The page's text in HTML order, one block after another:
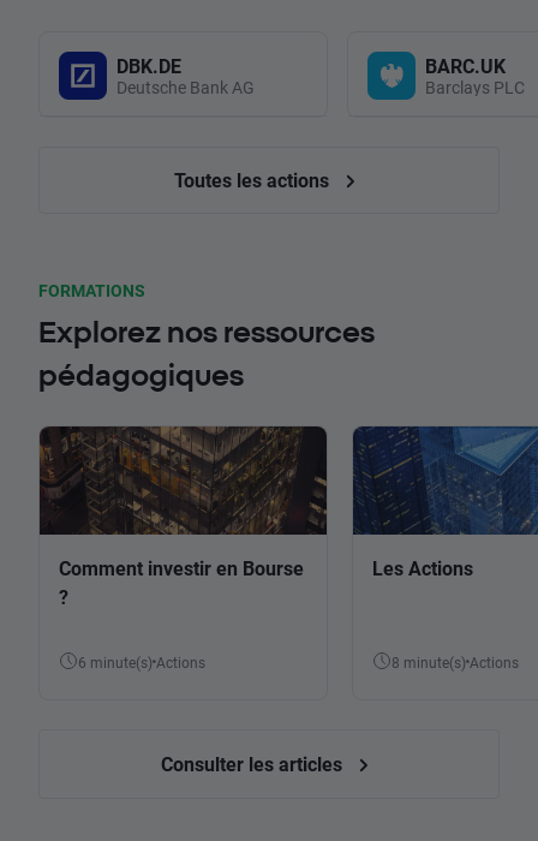
DBK.DE
Deutsche Bank AG
BARC.UK
Barclays PLC
Toutes les actions
FORMATIONS
Explorez nos ressources
pédagogiques
Comment investir en Bourse
?
6 minute(s) Actions
Les Actions
8 minute(s) Actions
Consulter les articles